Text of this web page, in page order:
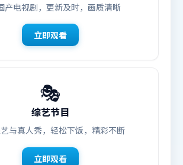
产电视剧，更新及时，画质清晰
立即观看
🎭
综艺节目
与真人秀，轻松下饭，精彩不断
立即观看